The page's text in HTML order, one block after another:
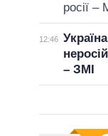
росії
12:46
– ЗМІ